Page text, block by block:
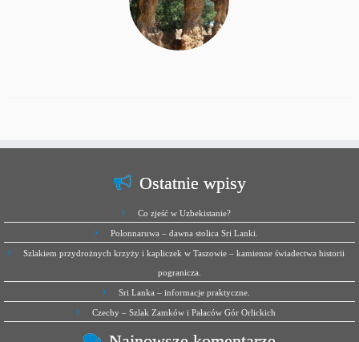
Ostatnie wpisy
Co zjeść w Uzbekistanie?
Polonnaruwa – dawna stolica Sri Lanki.
Szlakiem przydrożnych krzyży i kapliczek w Taszowie – kamienne świadectwa historii
pogranicza.
Sri Lanka – informacje praktyczne.
Czechy – Szlak Zamków i Pałaców Gór Orlickich